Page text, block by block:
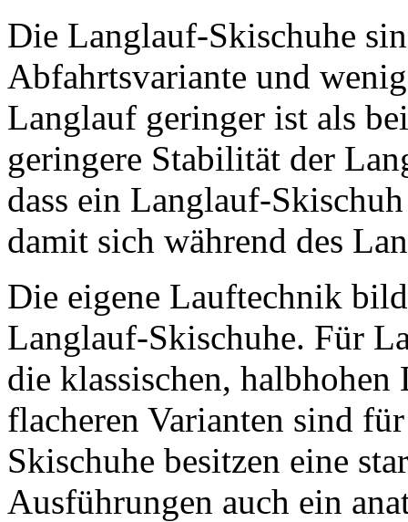
Die Langlauf-Skischuhe
Abfahrtsvariante und
Langlauf geringer ist als
geringere Stabilität der
dass ein Langlauf-
damit sich während des
Die eigene Lauftechnik
Langlauf-Skischuhe. Für
die klassischen,
flacheren Varianten sind
Skischuhe besitzen eine
Ausführungen auch ein